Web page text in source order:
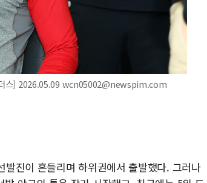
더스] 2026.05.09 wcn05002@newspim.com
진이 흔들리며 하위권에서 출발했다. 그러나